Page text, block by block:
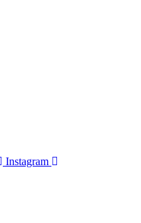
Instagram